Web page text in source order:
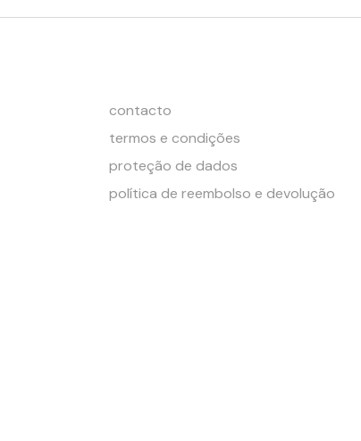
contacto
termos e condições
proteção de dados
política de reembolso e devolução